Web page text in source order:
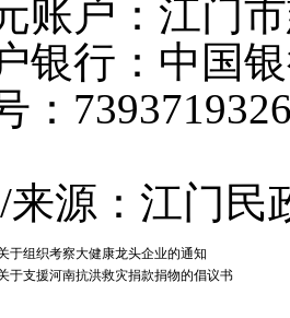
账户：江门
银行：中国
：
来源：江门民
于组织考察大健康龙头企业的通知
于支援河南抗洪救灾捐款捐物的倡议书